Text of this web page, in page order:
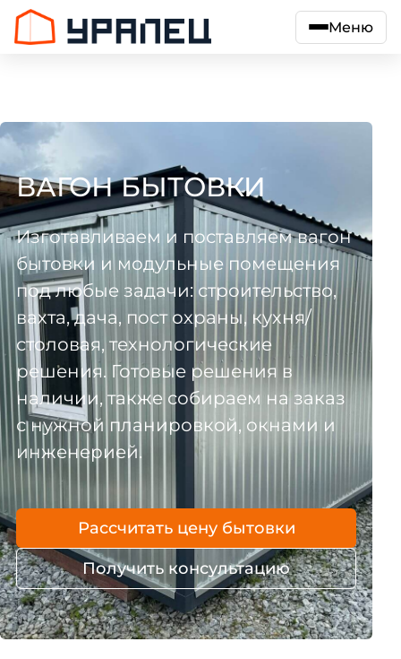
Меню
ВАГОН БЫТОВКИ
Изготавливаем и поставляем вагон
бытовки и модульные помещения
под любые задачи: строительство,
вахта, дача, пост охраны, кухня/
столовая, технологические
решения. Готовые решения в
наличии, также собираем на заказ
с нужной планировкой, окнами и
инженерией.
Рассчитать цену бытовки
Получить консультацию